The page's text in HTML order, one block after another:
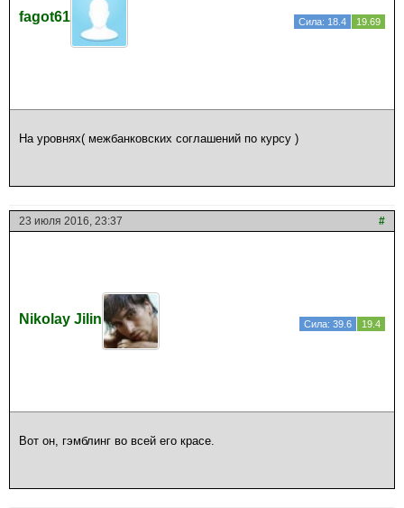
fagot61 Сила: 18.4 19.69
На уровнях( межбанковских соглашений по курсу )
23 июля 2016, 23:37 #
Nikolay Jilin Сила: 39.6 19.4
Вот он, гэмблинг во всей его красе.